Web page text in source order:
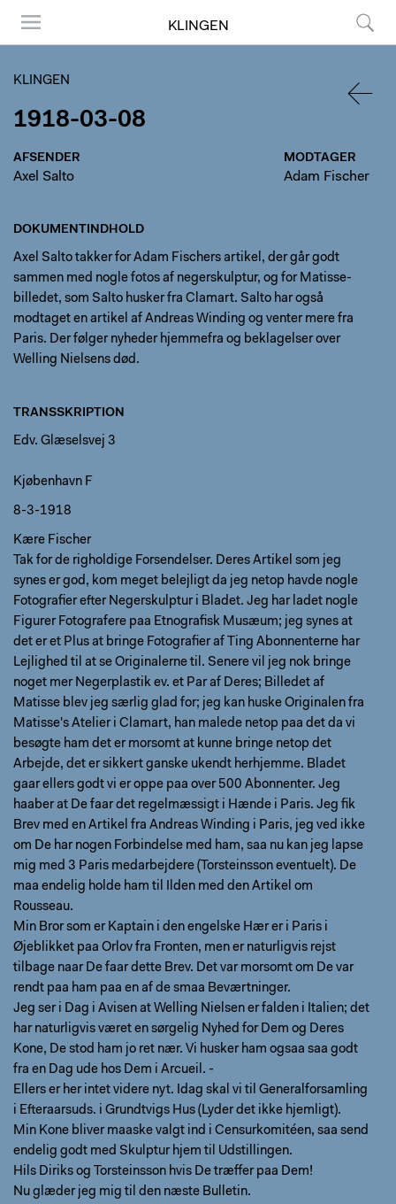
KLINGEN
KLINGEN
1918-03-08
AFSENDER
Axel Salto
MODTAGER
Adam Fischer
DOKUMENTINDHOLD
Axel Salto takker for Adam Fischers artikel, der går godt
sammen med nogle fotos af negerskulptur, og for Matisse-
billedet, som Salto husker fra Clamart. Salto har også
modtaget en artikel af Andreas Winding og venter mere fra
Paris. Der følger nyheder hjemmefra og beklagelser over
Welling Nielsens død.
TRANSSKRIPTION
Edv. Glæselsvej 3
Kjøbenhavn F
8-3-1918
Kære Fischer
Tak for de righoldige Forsendelser. Deres Artikel som jeg
synes er god, kom meget belejligt da jeg netop havde nogle
Fotografier efter Negerskulptur i Bladet. Jeg har ladet nogle
Figurer Fotografere paa Etnografisk Musæum; jeg synes at
det er et Plus at bringe Fotografier af Ting Abonnenterne har
Lejlighed til at se Originalerne til. Senere vil jeg nok bringe
noget mer Negerplastik ev. et Par af Deres; Billedet af
Matisse blev jeg særlig glad for; jeg kan huske Originalen fra
Matisse's Atelier i Clamart, han malede netop paa det da vi
besøgte ham det er morsomt at kunne bringe netop det
Arbejde, det er sikkert ganske ukendt herhjemme. Bladet
gaar ellers godt vi er oppe paa over 500 Abonnenter. Jeg
haaber at De faar det regelmæssigt i Hænde i Paris. Jeg fik
Brev med en Artikel fra Andreas Winding i Paris, jeg ved ikke
om De har nogen Forbindelse med ham, saa nu kan jeg lapse
mig med 3 Paris medarbejdere (Torsteinsson eventuelt). De
maa endelig holde ham til Ilden med den Artikel om
Rousseau.
Min Bror som er Kaptain i den engelske Hær er i Paris i
Øjeblikket paa Orlov fra Fronten, men er naturligvis rejst
tilbage naar De faar dette Brev. Det var morsomt om De var
rendt paa ham paa en af de smaa Beværtninger.
Jeg ser i Dag i Avisen at Welling Nielsen er falden i Italien; det
har naturligvis været en sørgelig Nyhed for Dem og Deres
Kone, De stod ham jo ret nær. Vi husker ham ogsaa saa godt
fra en Dag ude hos Dem i Arcueil. -
Ellers er her intet videre nyt. Idag skal vi til Generalforsamling
i Efteraarsuds. i Grundtvigs Hus (Lyder det ikke hjemligt).
Min Kone bliver maaske valgt ind i Censurkomitéen, saa send
endelig godt med Skulptur hjem til Udstillingen.
Hils Diriks og Torsteinsson hvis De træffer paa Dem!
Nu glæder jeg mig til den næste Bulletin.